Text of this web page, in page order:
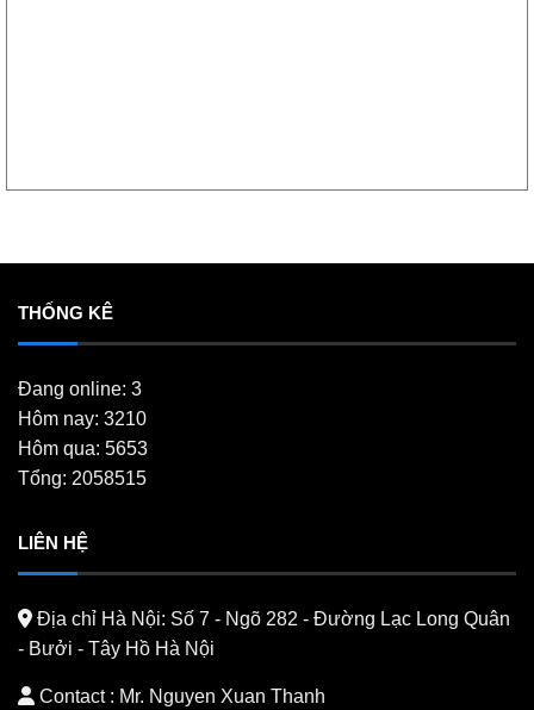
THỐNG KÊ
Đang online: 3
Hôm nay: 3210
Hôm qua: 5653
Tổng: 2058515
LIÊN HỆ
Địa chỉ Hà Nội: Số 7 - Ngõ 282 - Đường Lạc Long Quân
- Bưởi - Tây Hồ Hà Nội
Contact : Mr. Nguyen Xuan Thanh